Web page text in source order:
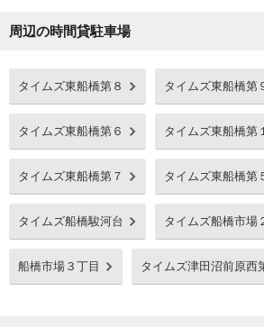
周辺の時間貸駐車場
タイムズ東船橋第８ タイムズ東船橋第
タイムズ東船橋第６ タイムズ東船橋第
タイムズ東船橋第７ タイムズ東船橋第
タイムズ船橋駿河台 タイムズ船橋市場
船橋市場３丁目 タイムズ津田沼前原西